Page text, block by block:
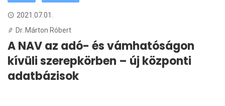
2021.07.01.
Dr. Márton Róbert
A NAV az adó- és vámhatóságon
kívüli szerepkörben – új központi
adatbázisok